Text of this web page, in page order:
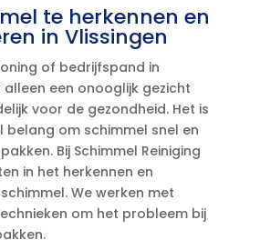
te herkennen en
in Vlissingen
of bedrijfspand in
alleen een onooglijk gezicht
voor de gezondheid.​ Het is
belang om schimmel snel en
Bij Schimmel Reiniging
in het herkennen en
We werken met
om het probleem bij